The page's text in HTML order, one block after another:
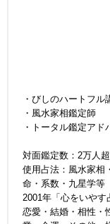
・びしのハートフル
・風水家相鑑定師
・トータル鑑定アド
対面鑑定数：2万人超
使用占法：風水家相
命・系数・九星学等
2001年「心をいやす
恋愛・結婚・相性・